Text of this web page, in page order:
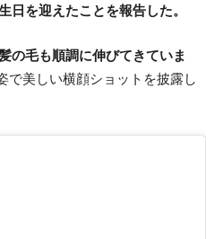
日を迎えたことを報告した。
の毛も順調に伸びてきていま
で美しい横顔ショットを披露し